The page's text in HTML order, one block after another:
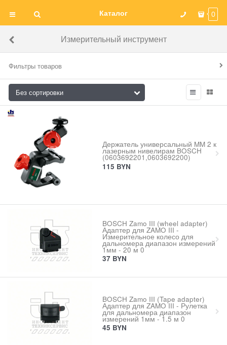
Каталог 0
Измерительный инструмент
Фильтры товаров
Держатель универсальный MM 2 к
лазерным нивелирам BOSCH
(0603692201,0603692200)
115 BYN
BOSCH Zamo III (wheel adapter)
Адаптер для ZAMO III -
Измерительное колесо для
дальномера диапазон измерений
1мм - 20 м 0
37 BYN
BOSCH Zamo III (Tape adapter)
Адаптер для ZAMO III - Рулетка
для дальномера диапазон
измерений 1мм - 1.5 м 0
45 BYN